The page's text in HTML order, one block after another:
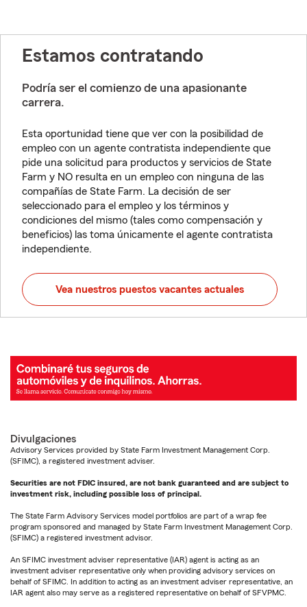
Estamos contratando
Podría ser el comienzo de una apasionante
carrera.
Esta oportunidad tiene que ver con la posibilidad de
empleo con un agente contratista independiente que
pide una solicitud para productos y servicios de State
Farm y NO resulta en un empleo con ninguna de las
compañías de State Farm. La decisión de ser
seleccionado para el empleo y los términos y
condiciones del mismo (tales como compensación y
beneficios) las toma únicamente el agente contratista
independiente.
Vea nuestros puestos vacantes actuales
Divulgaciones
Advisory Services provided by State Farm Investment Management Corp.
(SFIMC), a registered investment adviser.
Securities are not FDIC insured, are not bank guaranteed and are subject to
investment risk, including possible loss of principal.
The State Farm Advisory Services model portfolios are part of a wrap fee
program sponsored and managed by State Farm Investment Management Corp.
(SFIMC) a registered investment advisor.
An SFIMC investment adviser representative (IAR) agent is acting as an
investment adviser representative only when providing advisory services on
behalf of SFIMC. In addition to acting as an investment adviser representative, an
IAR agent also may serve as a registered representative on behalf of SFVPMC.